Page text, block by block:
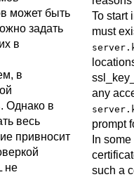
может быть
задать
в
в
. Однако в
весь
привносит
не
To start
must
any
prompt
In
such a